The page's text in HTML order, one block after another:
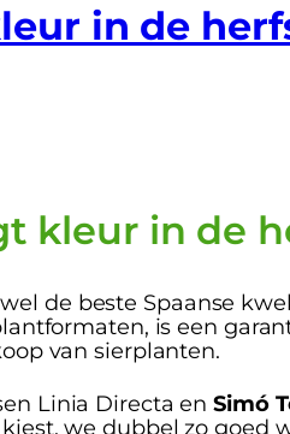
in de
kleur in de
de beste Spaanse
is een
van sierplanten.
Linia Directa enSimó
we dubbel zo goed